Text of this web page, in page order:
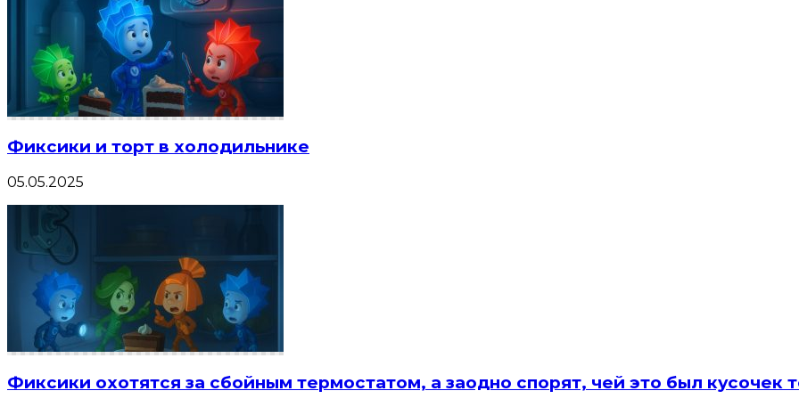
Фиксики и торт в холодильнике
05.05.2025
Фиксики охотятся за сбойным термостатом, а заодно спорят, чей это был кусочек